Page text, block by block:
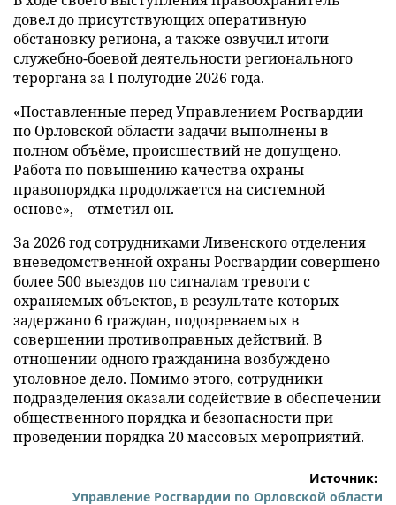
довел до присутствующих оперативную
обстановку региона, а также озвучил итоги
служебно-боевой деятельности регионального
тероргана за I полугодие 2026 года.
«Поставленные перед Управлением Росгвардии
по Орловской области задачи выполнены в
полном объёме, происшествий не допущено.
Работа по повышению качества охраны
правопорядка продолжается на системной
основе», – отметил он.
За 2026 год сотрудниками Ливенского отделения
вневедомственной охраны Росгвардии совершено
более 500 выездов по сигналам тревоги с
охраняемых объектов, в результате которых
задержано 6 граждан, подозреваемых в
совершении противоправных действий. В
отношении одного гражданина возбуждено
уголовное дело. Помимо этого, сотрудники
подразделения оказали содействие в обеспечении
общественного порядка и безопасности при
проведении порядка 20 массовых мероприятий.
Источник:
Управление Росгвардии по Орловской области